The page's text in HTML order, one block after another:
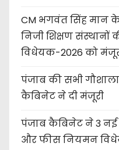
CM भगवंत सिंह मान
निजी शिक्षण
विधेयक-2026 को
पंजाब की सभी
कैबिनेट ने दी मंजूरी
पंजाब कैबिनेट ने 3 नई
और फीस नियमन